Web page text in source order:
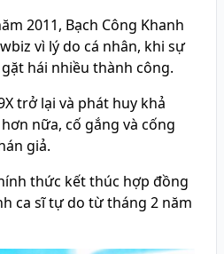
2011, Bạch Công Khanh
vì lý do cá nhân, khi sự
hái nhiều thành công.
trở lại và phát huy khả
nữa, cố gắng và cống
giả.
thức kết thúc hợp đồng
ca sĩ tự do từ tháng 2 năm